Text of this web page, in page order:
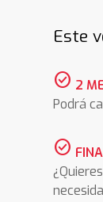
Este
check_circle 2
Podrá
check_circle